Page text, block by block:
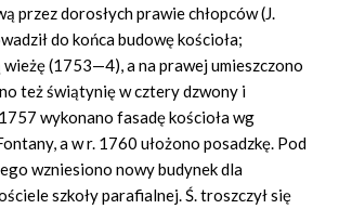
przez dorosłych prawie chłopców (J.
do końca budowę kościoła;
(1753—4), a na prawej umieszczono
też świątynię w cztery dzwony i
wykonano fasadę kościoła wg
a w r. 1760 ułożono posadzkę. Pod
wzniesiono nowy budynek dla
szkoły parafialnej. Ś. troszczył się